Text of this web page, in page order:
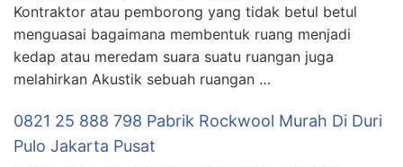
Kontraktor atau pemborong yang tidak betul betul
menguasai bagaimana membentuk ruang menjadi
kedap atau meredam suara suatu ruangan juga
melahirkan Akustik sebuah ruangan …
0821 25 888 798 Pabrik Rockwool Murah Di Duri
Pulo Jakarta Pusat